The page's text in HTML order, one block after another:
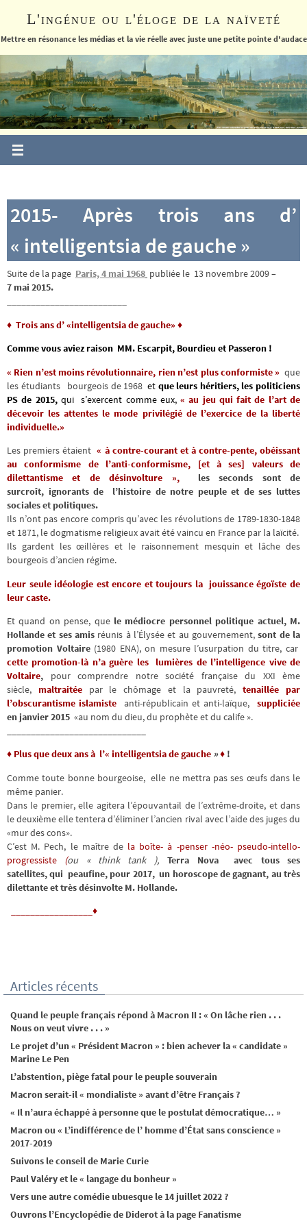
le
L'ingénue ou l'éloge de la naïveté
Mettre en résonance les médias et la vie réelle avec juste une petite pointe d'audace
2015- Après trois ans d’
« intelligentsia de gauche »
Suite de la page Paris, 4 mai 1968 publiée le 13 novembre 2009 –
7 mai 2015.
♦ Trois ans d’ «intelligentsia de gauche» ♦
Comme vous aviez raison MM. Escarpit, Bourdieu et Passeron !
« Rien n’est moins révolutionnaire, rien n’est plus conformiste » que
les étudiants
bourgeois de 1968et que leurs héritiers, les politiciens
PS de 2015, qui s’exercent comme eux,« au jeu qui fait de l’art de
décevoir les attentes le mode privilégié de l’exercice de la liberté
individuelle.»
Les premiers étaient« à contre-courant et à contre-pente, obéissant
au conformisme de l’anti-conformisme, [et à ses] valeurs de
dilettantisme et de désinvolture », les seconds sont de
surcroît, ignorants de l’histoire de notre peuple et de ses luttes
sociales et politiques.
Ils n’ont pas encore compris qu’avec les révolutions de 1789-1830-1848
et 1871, le dogmatisme religieux avait été vaincu en France par la laïcité.
Ils gardent les œillères et le raisonnement mesquin et lâche des
bourgeois d’ancien régime.
Leur seule idéologie est encore et toujours la jouissance égoïste de
leur caste.
Et quand on pense, quele médiocre personnel politique actuel, M.
Hollande et ses amis réunis à l’Élysée et au gouvernement, sont de la
promotion Voltaire (1980 ENA), on mesure l’usurpation du titre, car
cette promotion-là n’a guère les lumières de l’intelligence vive de
Voltaire, pour comprendre notre société française du XXI ème
siècle, maltraitée par le chômage et la pauvreté,tenaillée par
l’obscurantisme islamiste
anti-républicain et anti-laïque,
suppliciée
en janvier 2015 «au nom du dieu, du prophète et du calife ».
♦ Plus que deux ans à l’« intelligentsia de gauche »♦ !
Comme toute bonne bourgeoise, elle ne mettra pas ses œufs dans le
même panier.
Dans le premier, elle agitera l’épouvantail de l’extrême-droite, et dans
le deuxième elle tentera d’éliminer l’ancien rival avec l’aide des juges du
«mur des cons».
C’est M. Pech, le maître de la boîte- à -penser -néo- pseudo-intello-
progressiste (ou « think tank ),
Terra Nova avec tous ses
satellites, qui peaufine, pour 2017, un horoscope de gagnant, au très
dilettante et très désinvolte M. Hollande.
_________________♦
Articles récents
Quand le peuple français répond à Macron II : « On lâche rien . . .
Nous on veut vivre . . . »
Le projet d’un « Président Macron » : bien achever la « candidate »
Marine Le Pen
L’abstention, piège fatal pour le peuple souverain
Macron serait-il « mondialiste » avant d’être Français ?
« Il n’aura échappé à personne que le postulat démocratique… »
Macron ou « L’indifférence de l’ homme d’État sans conscience »
2017-2019
Suivons le conseil de Marie Curie
Paul Valéry et le « langage du bonheur »
Vers une autre comédie ubuesque le 14 juillet 2022 ?
Ouvrons l’Encyclopédie de Diderot à la page Fanatisme